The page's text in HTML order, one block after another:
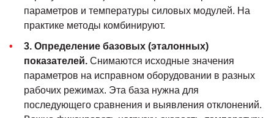
параметров и температуры силовых модулей. На
практике методы комбинируют.
3. Определение базовых (эталонных)
показателей. Снимаются исходные значения
параметров на исправном оборудовании в разных
рабочих режимах. Эта база нужна для
последующего сравнения и выявления отклонений.